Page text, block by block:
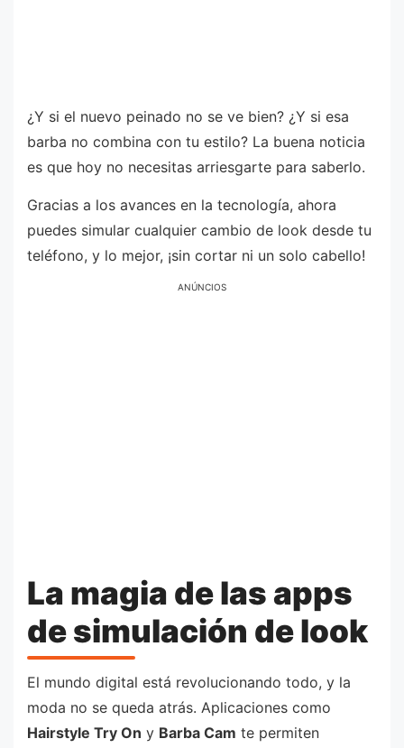
¿Y si el nuevo peinado no se ve bien? ¿Y si esa
barba no combina con tu estilo? La buena noticia
es que hoy no necesitas arriesgarte para saberlo.
Gracias a los avances en la tecnología, ahora
puedes simular cualquier cambio de look desde tu
teléfono, y lo mejor, ¡sin cortar ni un solo cabello!
ANÚNCIOS
La magia de las apps
de simulación de look
El mundo digital está revolucionando todo, y la
moda no se queda atrás. Aplicaciones como
Hairstyle Try On y Barba Cam te permiten